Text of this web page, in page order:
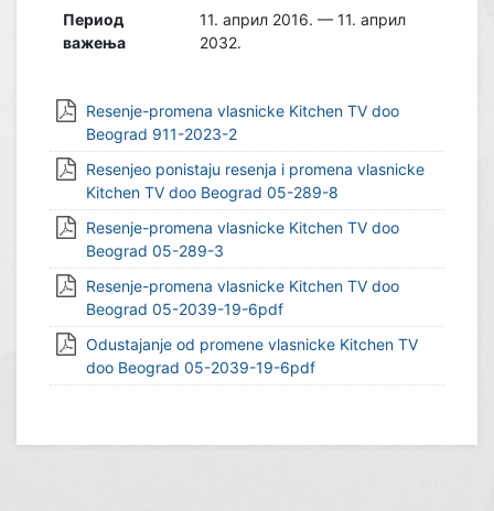
Период
важења
11. април 2016. — 11. април
2032.
Resenje-promena vlasnicke Kitchen TV doo
Beograd 911-2023-2
Resenjeo ponistaju resenja i promena vlasnicke
Kitchen TV doo Beograd 05-289-8
Resenje-promena vlasnicke Kitchen TV doo
Beograd 05-289-3
Resenje-promena vlasnicke Kitchen TV doo
Beograd 05-2039-19-6pdf
Odustajanje od promene vlasnicke Kitchen TV
doo Beograd 05-2039-19-6pdf